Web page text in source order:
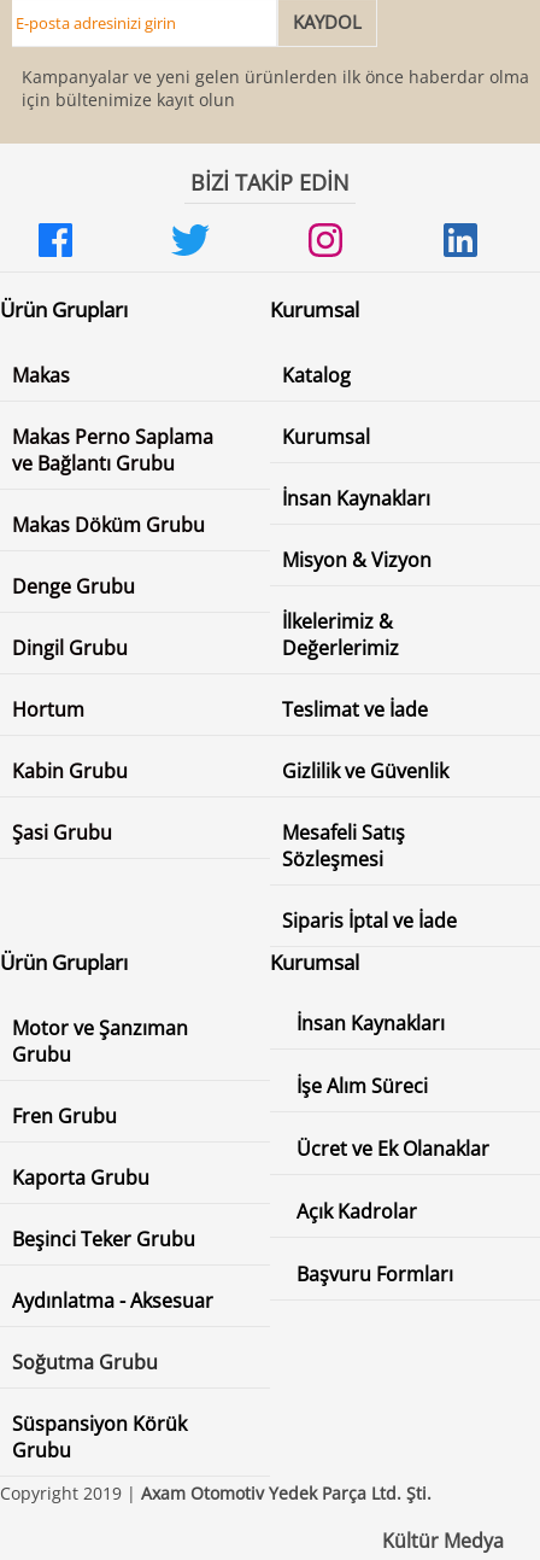
Kampanyalar ve yeni gelen ürünlerden ilk önce haberdar olmak
için bültenimize kayıt olun
BİZİ TAKİP EDİN
Ürün Grupları
Makas
Makas Perno Saplama
ve Bağlantı Grubu
Makas Döküm Grubu
Denge Grubu
Dingil Grubu
Hortum
Kabin Grubu
Şasi Grubu
Kurumsal
Katalog
Kurumsal
İnsan Kaynakları
Misyon & Vizyon
İlkelerimiz &
Değerlerimiz
Teslimat ve İade
Gizlilik ve Güvenlik
Mesafeli Satış
Sözleşmesi
Siparis İptal ve İade
Ürün Grupları
Motor ve Şanzıman
Grubu
Fren Grubu
Kaporta Grubu
Beşinci Teker Grubu
Aydınlatma - Aksesuar
Soğutma Grubu
Süspansiyon Körük
Grubu
Kurumsal
İnsan Kaynakları
İşe Alım Süreci
Ücret ve Ek Olanaklar
Açık Kadrolar
Başvuru Formları
Copyright 2019 | Axam Otomotiv Yedek Parça Ltd. Şti.
Kültür Medya